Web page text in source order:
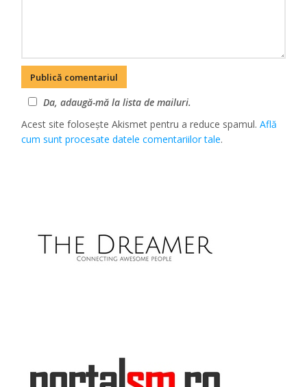
Da, adaugă-mă la lista de mailuri.
Acest site folosește Akismet pentru a reduce spamul.Află
cum sunt procesate datele comentariilor tale.